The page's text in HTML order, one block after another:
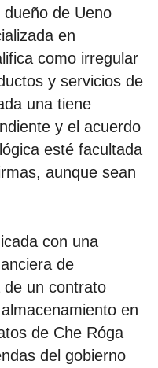
de Ueno
en
como irregular
y servicios de
una tiene
y el acuerdo
esté facultada
aunque sean
con una
de
de un contrato
en
de Che Róga
del gobierno